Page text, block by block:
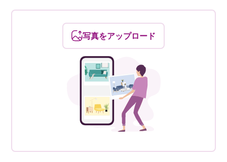
写真をアップロード